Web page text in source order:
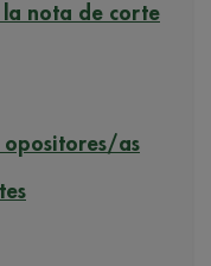
la nota de corte
opositores/as